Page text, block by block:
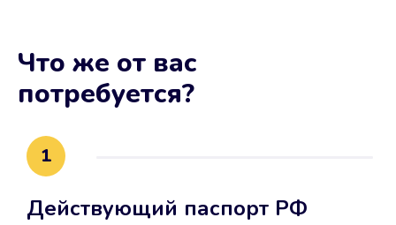
Что же от вас
потребуется?
1
Действующий паспорт РФ